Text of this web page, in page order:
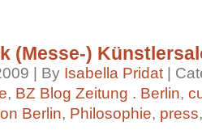
(Messe-)
| By Isabella Pridat |
, BZ Blog Zeitung . Berlin,
Berlin, Philosophie, press